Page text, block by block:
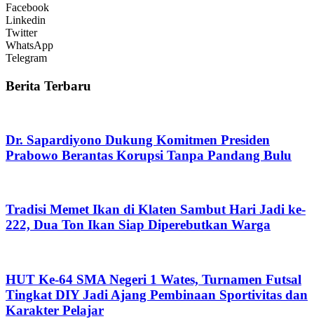
Facebook
Linkedin
Twitter
WhatsApp
Telegram
Berita Terbaru
Dr. Sapardiyono Dukung Komitmen Presiden
Prabowo Berantas Korupsi Tanpa Pandang Bulu
Tradisi Memet Ikan di Klaten Sambut Hari Jadi ke-
222, Dua Ton Ikan Siap Diperebutkan Warga
HUT Ke-64 SMA Negeri 1 Wates, Turnamen Futsal
Tingkat DIY Jadi Ajang Pembinaan Sportivitas dan
Karakter Pelajar